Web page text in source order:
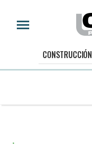
CONSTRUCCIÓN